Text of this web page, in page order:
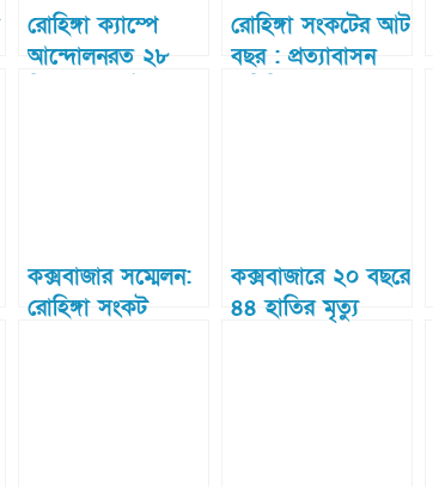
রোহিঙ্গা ক্যাম্পে
আন্দোলনরত ২৮
রোহিঙ্গা সংকটের আট
বছর : প্রত্যাবাসন
কক্সবাজার সম্মেলন:
রোহিঙ্গা সংকট
কক্সবাজারে ২০ বছরে
৪৪ হাতির মৃত্যু